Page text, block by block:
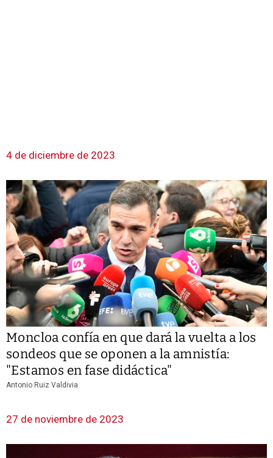
4 de diciembre de 2023
Moncloa confía en que dará la vuelta a los
sondeos que se oponen a la amnistía:
"Estamos en fase didáctica"
Antonio Ruiz Valdivia
27 de noviembre de 2023